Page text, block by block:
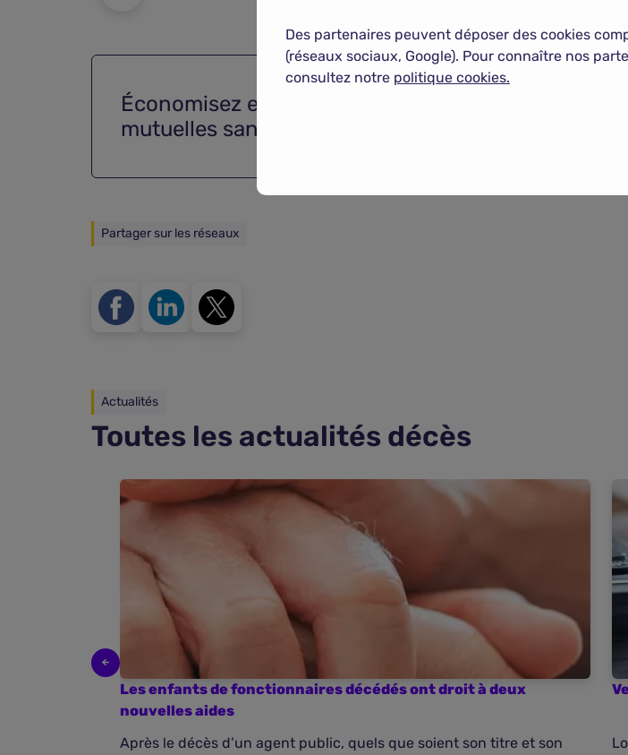
Économisez en comparant
mutuelles santé
Partager sur les réseaux
Actualités
Toutes les actualités décès
Les enfants de fonctionnaires décédés ont droit à deux
nouvelles aides
Après le décès d’un agent public, quels que soient son titre et son
Des partenaires peuvent déposer des cookies
(réseaux sociaux, Google). Pour connaître nos
consultez notre politique cookies.